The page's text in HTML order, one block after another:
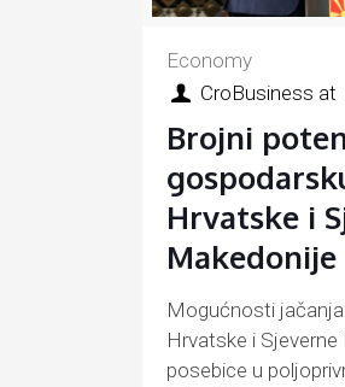
Economy
CroBusiness at
Brojni
Hrvatske i
Makedonije
Mogućnosti
Hrvatske i
posebice u